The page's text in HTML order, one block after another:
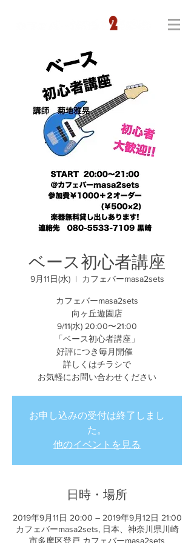
ベース初心者講座
9月11日(水)
  |
カフェバーmasa2sets
カフェバーmasa2sets
向ヶ丘遊園店
9/11(水) 20:00〜21:00
「ベース初心者講座」
好評につき毎月開催
詳しくはチラシで
お気軽にお問い合わせください
お申し込みの受付は終了しまし
た。
他のイベントを見る
日時・場所
2019年9月11日 20:00 – 2019年9月12日 21:00
カフェバーmasa2sets, 日本、神奈川県川崎
市多摩区登戸 カフェバーmasa2sets